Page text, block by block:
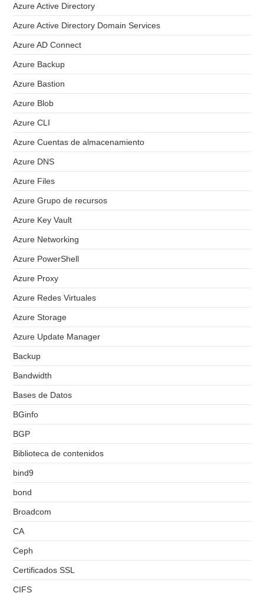
Azure Active Directory
Azure Active Directory Domain Services
Azure AD Connect
Azure Backup
Azure Bastion
Azure Blob
Azure CLI
Azure Cuentas de almacenamiento
Azure DNS
Azure Files
Azure Grupo de recursos
Azure Key Vault
Azure Networking
Azure PowerShell
Azure Proxy
Azure Redes Virtuales
Azure Storage
Azure Update Manager
Backup
Bandwidth
Bases de Datos
BGinfo
BGP
Biblioteca de contenidos
bind9
bond
Broadcom
CA
Ceph
Certificados SSL
CIFS